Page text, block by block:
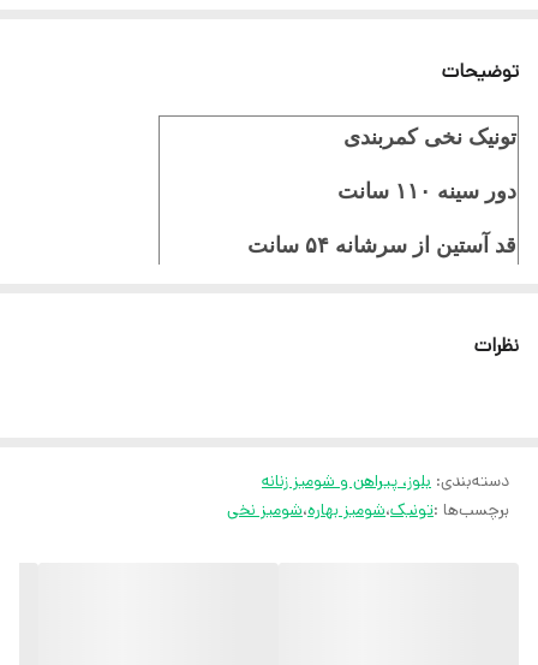
توضیحات
تونیک نخی کمربندی
دور سینه ۱۱۰ سانت
قد آستین از سرشانه ۵۴ سانت
نظرات
دسته‌بندی: بلوز، پیراهن و شومیز زنانه
برچسب‌ها :تونیک،شومیز بهاره،شومیز نخی